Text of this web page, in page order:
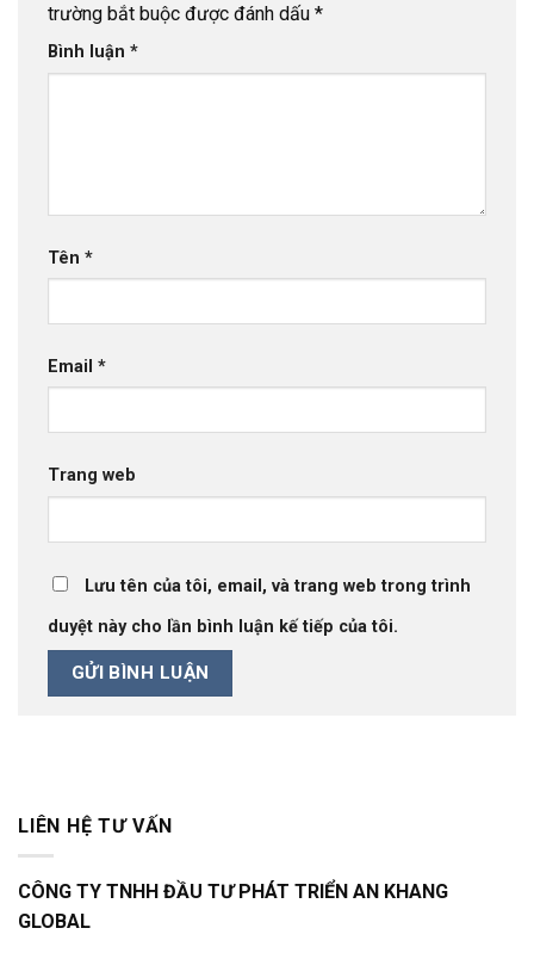
trường bắt buộc được đánh dấu *
Bình luận *
Tên *
Email *
Trang web
Lưu tên của tôi, email, và trang web trong trình
duyệt này cho lần bình luận kế tiếp của tôi.
LIÊN HỆ TƯ VẤN
CÔNG TY TNHH ĐẦU TƯ PHÁT TRIỂN AN KHANG
GLOBAL